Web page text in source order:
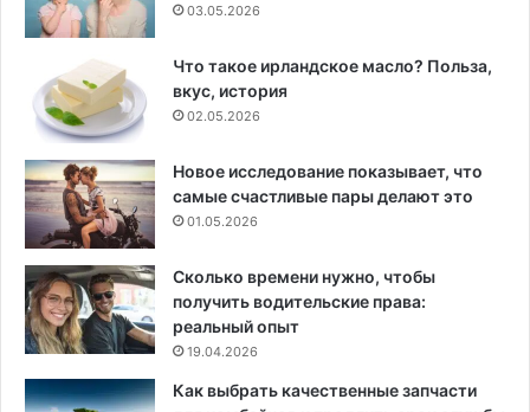
03.05.2026
Что такое ирландское масло? Польза,
вкус, история
02.05.2026
Новое исследование показывает, что
самые счастливые пары делают это
01.05.2026
Сколько времени нужно, чтобы
получить водительские права:
реальный опыт
19.04.2026
Как выбрать качественные запчасти